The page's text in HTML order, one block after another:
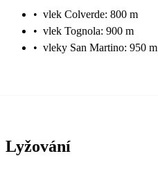
• vlek Colverde: 800 m
• vlek Tognola: 900 m
• vleky San Martino: 950 m
Lyžování